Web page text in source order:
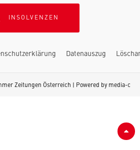
INSOLVENZEN
Datenauszug
Zeitungen Österreich | Powered by media-c